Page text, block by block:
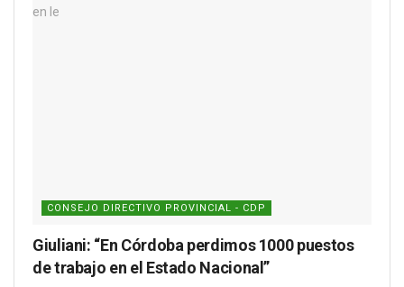
CONSEJO DIRECTIVO PROVINCIAL - CDP
Giuliani: “En Córdoba perdimos 1000 puestos
de trabajo en el Estado Nacional”